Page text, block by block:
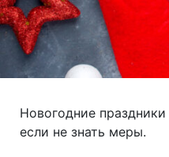
Новогодние
если не знать меры.